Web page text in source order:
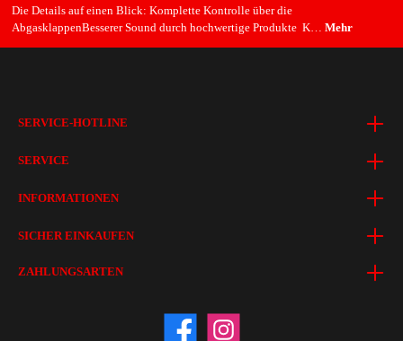
Die Details auf einen Blick: Komplette Kontrolle über die
AbgasklappenBesserer Sound durch hochwertige Produkte K… Mehr
SERVICE-HOTLINE
SERVICE
INFORMATIONEN
SICHER EINKAUFEN
ZAHLUNGSARTEN